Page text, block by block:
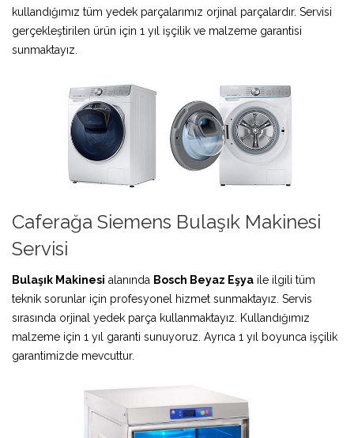
kullandığımız tüm yedek parçalarımız orjinal parçalardır. Servisi
gerçekleştirilen ürün için 1 yıl işçilik ve malzeme garantisi
sunmaktayız.
Caferağa Siemens Bulaşık Makinesi
Servisi
Bulaşık Makinesi alanında Bosch Beyaz Eşya ile ilgili tüm
teknik sorunlar için profesyonel hizmet sunmaktayız. Servis
sırasında orjinal yedek parça kullanmaktayız. Kullandığımız
malzeme için 1 yıl garanti sunuyoruz. Ayrıca 1 yıl boyunca işçilik
garantimizde mevcuttur.